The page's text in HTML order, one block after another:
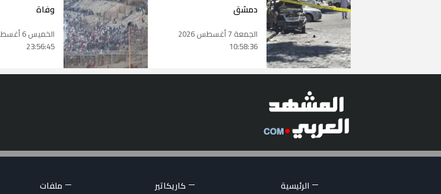
دمشق
الجمعة 7 أغسطس 2026
10:58:36
وفاة
23:56:45
الرئيسية كاريكاتير
ملفات